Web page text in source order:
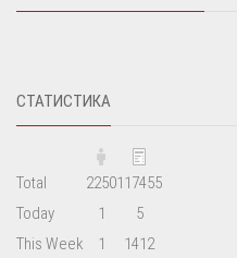
СТАТИСТИКА
Total 2250117455
Today
1
5
This Week
1
1412